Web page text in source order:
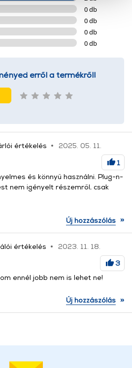
szükségesek. Az oldal
a cookie-k használatát.
ésAdatvédelem
0 db
0 db
0 db
0 db
erről a termékről!
értékelés
2025. 05. 11.
1
és könnyű használni. Plug-n-
nem igényelt részemről, csak
Új hozzászólás »
értékelés
2023. 11. 18.
3
ennél jobb nem is lehet ne!
Új hozzászólás »